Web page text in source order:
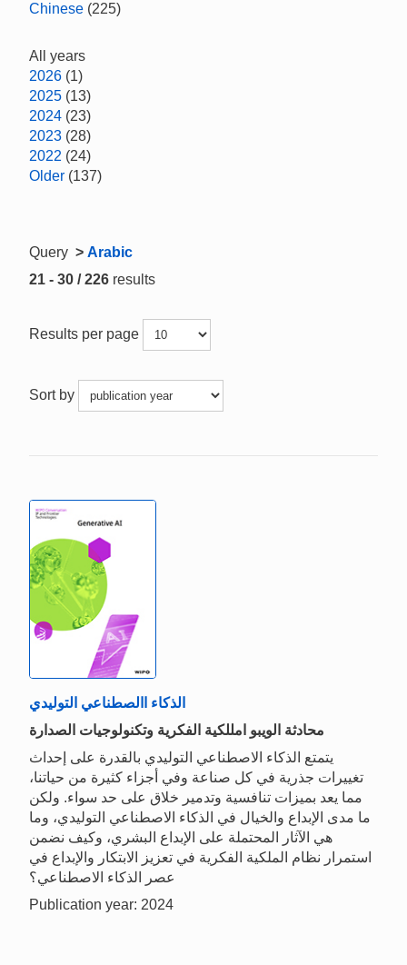
Chinese (225)
All years
2026 (1)
2025 (13)
2024 (23)
2023 (28)
2022 (24)
Older (137)
Query > Arabic
21 - 30 / 226 results
Results per page
Sort by
الذكاء االصطناعي التوليدي
محادثة الويبو امللكية الفكرية وتكنولوجيات الصدارة
يتمتع الذكاء الاصطناعي التوليدي بالقدرة على إحداث
تغييرات جذرية في كل صناعة وفي أجزاء كثيرة من حياتنا،
مما يعد بميزات تنافسية وتدمير خلاق على حد سواء. ولكن
ما مدى الإبداع والخيال في الذكاء الاصطناعي التوليدي، وما
هي الآثار المحتملة على الإبداع البشري، وكيف نضمن
استمرار نظام الملكية الفكرية في تعزيز الابتكار والإبداع في
عصر الذكاء الاصطناعي؟
Publication year: 2024